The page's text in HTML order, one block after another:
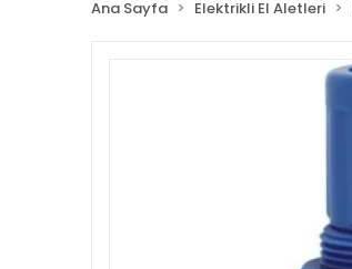
Ana Sayfa Elektrikli El Aletleri